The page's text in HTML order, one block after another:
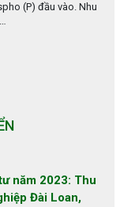
(P) đầu vào. Nhu
năm 2023: Thu
Đài Loan,